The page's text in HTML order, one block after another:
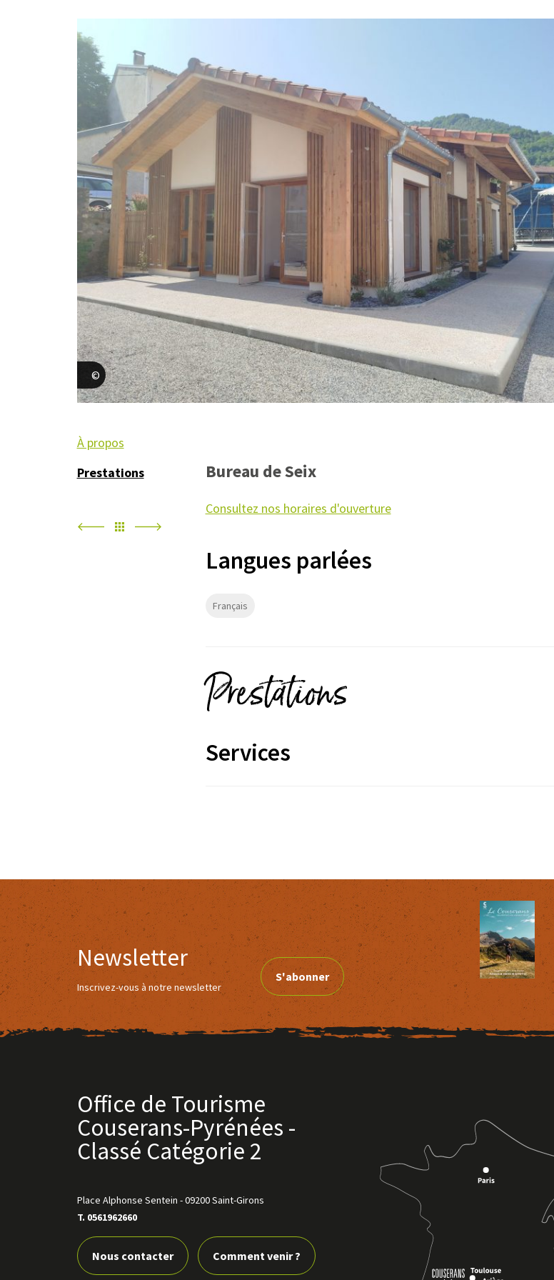
OTCP
À propos
Prestations
Bureau de Seix
Consultez nos horaires d'ouverture
Langues parlées
Français
Prestations
Services
Newsletter
Inscrivez-vous à notre newsletter
S'abonner
Office de Tourisme
Couserans-Pyrénées -
Classé Catégorie 2
Place Alphonse Sentein -09200 Saint-Girons
T. 0561962660
Nous contacter Comment venir ?